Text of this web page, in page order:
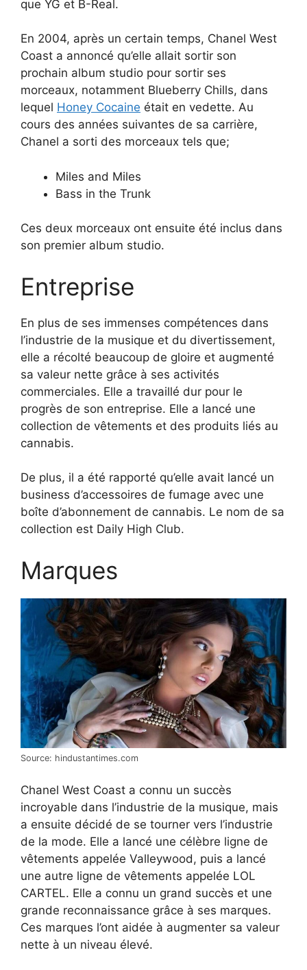
que YG et B-Real.
En 2004, après un certain temps, Chanel West
Coast a annoncé qu’elle allait sortir son
prochain album studio pour sortir ses
morceaux, notamment Blueberry Chills, dans
lequel Honey Cocaine était en vedette. Au
cours des années suivantes de sa carrière,
Chanel a sorti des morceaux tels que;
Miles and Miles
Bass in the Trunk
Ces deux morceaux ont ensuite été inclus dans
son premier album studio.
Entreprise
En plus de ses immenses compétences dans
l’industrie de la musique et du divertissement,
elle a récolté beaucoup de gloire et augmenté
sa valeur nette grâce à ses activités
commerciales. Elle a travaillé dur pour le
progrès de son entreprise. Elle a lancé une
collection de vêtements et des produits liés au
cannabis.
De plus, il a été rapporté qu’elle avait lancé un
business d’accessoires de fumage avec une
boîte d’abonnement de cannabis. Le nom de sa
collection est Daily High Club.
Marques
Source: hindustantimes.com
Chanel West Coast a connu un succès
incroyable dans l’industrie de la musique, mais
a ensuite décidé de se tourner vers l’industrie
de la mode. Elle a lancé une célèbre ligne de
vêtements appelée Valleywood, puis a lancé
une autre ligne de vêtements appelée LOL
CARTEL. Elle a connu un grand succès et une
grande reconnaissance grâce à ses marques.
Ces marques l’ont aidée à augmenter sa valeur
nette à un niveau élevé.